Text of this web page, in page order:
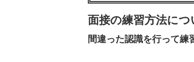
面接の練習方法につ
間違った認識を行って練